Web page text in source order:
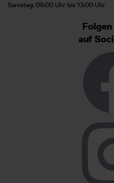
Samstag: 09:00 Uhr bis 13:00 Uhr
Folgen
auf